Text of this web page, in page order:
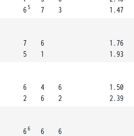
6 5
7
3
1.47
7
5
6
1
1.76
1.93
6
2
4
6
6
2
1.50
2.39
66
6
6